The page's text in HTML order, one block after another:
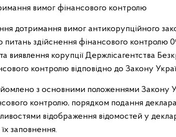
вимог фінансового контролю
дотримання вимог антикорупційного
питань здійснення фінансового
та виявлення корупції Держлісагентства
контролю відповідно до Закону
з основними положеннями Закону
контролю, порядком подання
відображення відомостей у
заповнення.